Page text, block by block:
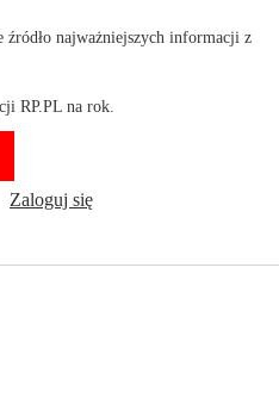
najważniejszych informacji z
RP.PL na rok.
Zaloguj się